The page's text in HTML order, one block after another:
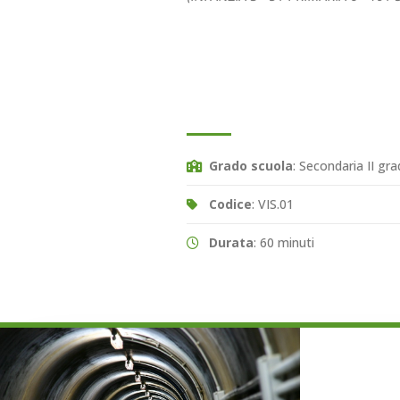
Grado scuola: Secondaria II
Codice: VIS.01
Durata: 60 minuti